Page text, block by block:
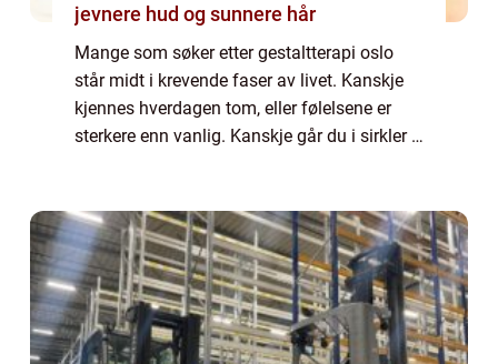
jevnere hud og sunnere hår
Mange som søker etter gestaltterapi oslo
står midt i krevende faser av livet. Kanskje
kjennes hverdagen tom, eller følelsene er
sterkere enn vanlig. Kanskje går du i sirkler i